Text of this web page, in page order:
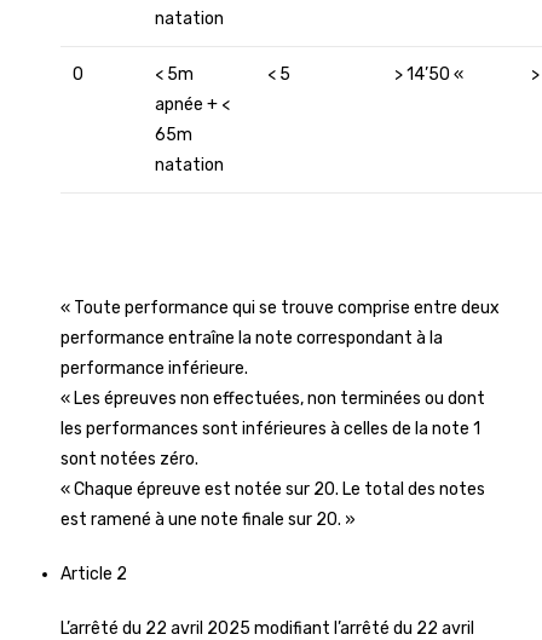
natation
0
< 5m
apnée + <
65m
natation
< 5 > 14’50 «
« Toute performance qui se trouve comprise entre deux
performance entraîne la note correspondant à la
performance inférieure.
« Les épreuves non effectuées, non terminées ou dont
les performances sont inférieures à celles de la note 1
sont notées zéro.
« Chaque épreuve est notée sur 20. Le total des notes
est ramené à une note finale sur 20. »
Article 2
L’arrêté du 22 avril 2025 modifiant l’arrêté du 22 avril